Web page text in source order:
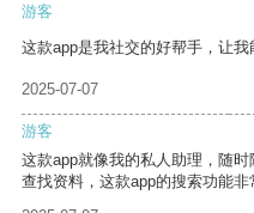
游客
这款app是我社交的好帮手，让我
2025-07-07
游客
这款app就像我的私人助理，随
查找资料，这款app的搜索功能非